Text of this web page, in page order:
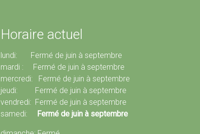
Horaire actuel
lundi: Fermé de juin à septembre
mardi : Fermé de juin à septembre
mercredi: Fermé de juin à septembre
jeudi: Fermé de juin à septembre
vendredi: Fermé de juin à septembre
samedi:
Fermé de juin à septembre